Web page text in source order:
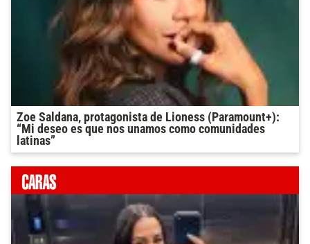
Zoe Saldana, protagonista de Lioness (Paramount+):
“Mi deseo es que nos unamos como comunidades
latinas”